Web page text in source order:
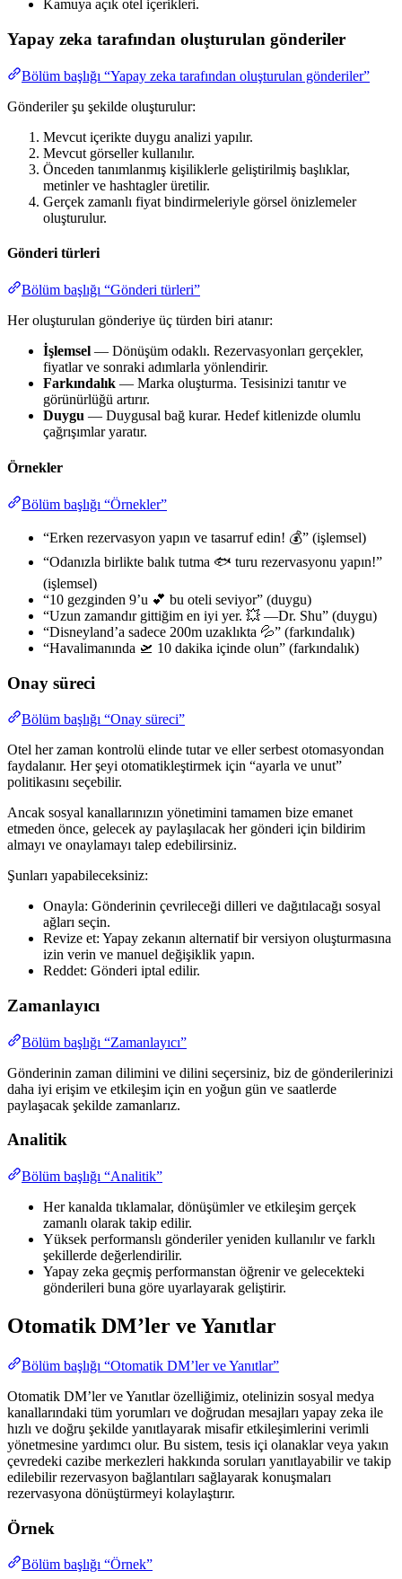
Kamuya açık otel içerikleri.
Yapay zeka tarafından oluşturulan gönderiler
Bölüm başlığı “Yapay zeka tarafından oluşturulan gönderiler”
Gönderiler şu şekilde oluşturulur:
Mevcut içerikte duygu analizi yapılır.
Mevcut görseller kullanılır.
Önceden tanımlanmış kişiliklerle geliştirilmiş başlıklar,
metinler ve hashtagler üretilir.
Gerçek zamanlı fiyat bindirmeleriyle görsel önizlemeler
oluşturulur.
Gönderi türleri
Bölüm başlığı “Gönderi türleri”
Her oluşturulan gönderiye üç türden biri atanır:
İşlemsel — Dönüşüm odaklı. Rezervasyonları gerçekler,
fiyatlar ve sonraki adımlarla yönlendirir.
Farkındalık — Marka oluşturma. Tesisinizi tanıtır ve
görünürlüğü artırır.
Duygu — Duygusal bağ kurar. Hedef kitlenizde olumlu
çağrışımlar yaratır.
Örnekler
Bölüm başlığı “Örnekler”
“Erken rezervasyon yapın ve tasarruf edin! 💰” (işlemsel)
“Odanızla birlikte balık tutma 🐟 turu rezervasyonu yapın!”
(işlemsel)
“10 gezginden 9’u 💕 bu oteli seviyor” (duygu)
“Uzun zamandır gittiğim en iyi yer. 💥 —Dr. Shu” (duygu)
“Disneyland’a sadece 200m uzaklıkta 💦” (farkındalık)
“Havalimanında 🛫 10 dakika içinde olun” (farkındalık)
Onay süreci
Bölüm başlığı “Onay süreci”
Otel her zaman kontrolü elinde tutar ve eller serbest otomasyondan
faydalanır. Her şeyi otomatikleştirmek için “ayarla ve unut”
politikasını seçebilir.
Ancak sosyal kanallarınızın yönetimini tamamen bize emanet
etmeden önce, gelecek ay paylaşılacak her gönderi için bildirim
almayı ve onaylamayı talep edebilirsiniz.
Şunları yapabileceksiniz:
Onayla: Gönderinin çevrileceği dilleri ve dağıtılacağı sosyal
ağları seçin.
Revize et: Yapay zekanın alternatif bir versiyon oluşturmasına
izin verin ve manuel değişiklik yapın.
Reddet: Gönderi iptal edilir.
Zamanlayıcı
Bölüm başlığı “Zamanlayıcı”
Gönderinin zaman dilimini ve dilini seçersiniz, biz de gönderilerinizi
daha iyi erişim ve etkileşim için en yoğun gün ve saatlerde
paylaşacak şekilde zamanlarız.
Analitik
Bölüm başlığı “Analitik”
Her kanalda tıklamalar, dönüşümler ve etkileşim gerçek
zamanlı olarak takip edilir.
Yüksek performanslı gönderiler yeniden kullanılır ve farklı
şekillerde değerlendirilir.
Yapay zeka geçmiş performanstan öğrenir ve gelecekteki
gönderileri buna göre uyarlayarak geliştirir.
Otomatik DM’ler ve Yanıtlar
Bölüm başlığı “Otomatik DM’ler ve Yanıtlar”
Otomatik DM’ler ve Yanıtlar özelliğimiz, otelinizin sosyal medya
kanallarındaki tüm yorumları ve doğrudan mesajları yapay zeka ile
hızlı ve doğru şekilde yanıtlayarak misafir etkileşimlerini verimli
yönetmesine yardımcı olur. Bu sistem, tesis içi olanaklar veya yakın
çevredeki cazibe merkezleri hakkında soruları yanıtlayabilir ve takip
edilebilir rezervasyon bağlantıları sağlayarak konuşmaları
rezervasyona dönüştürmeyi kolaylaştırır.
Örnek
Bölüm başlığı “Örnek”